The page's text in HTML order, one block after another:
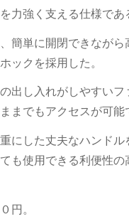
力強く支える仕様であ
簡単に開閉できながら
ックを採用した。
出し入れがしやすいフ
までもアクセスが可能
にした丈夫なハンドル
も使用できる利便性の
円。